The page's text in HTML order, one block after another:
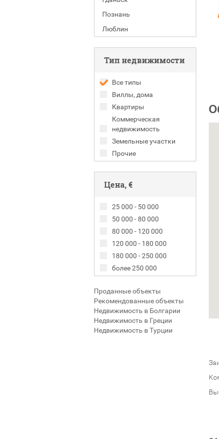
Познань
Люблин
Тип недвижимости
Все типы
Виллы, дома
Квартиры
Коммерческая
недвижимость
Земельные участки
Прочие
Цена, €
25 000 - 50 000
50 000 - 80 000
80 000 - 120 000
120 000 - 180 000
180 000 - 250 000
более 250 000
Проданные объекты
Рекомендованные объекты
Недвижимость в Болгарии
Недвижимость в Греции
Недвижимость в Турции